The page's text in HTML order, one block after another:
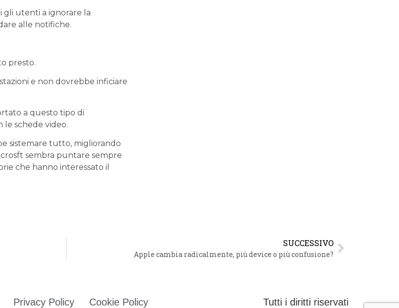
gli utenti a ignorare la
alle notifiche.
presto.
e non dovrebbe inficiare
a questo tipo di
le schede video.
sistemare tutto, migliorando
sembra puntare sempre
che hanno interessato il
SUCCESSIVO
Apple cambia radicalmente, più device o più confusione?
Privacy Policy Cookie Policy Tutti i diritti riservati